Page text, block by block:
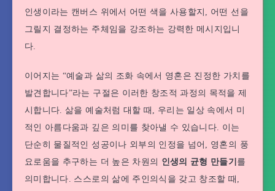
인생이라는 캔버스 위에서 어떤 색을 사용할지, 어떤 선을
그릴지 결정하는 주체임을 강조하는 강력한 메시지입니
다.
이어지는 “예술과 삶의 조화 속에서 영혼은 진정한 가치를
발견합니다”라는 구절은 이러한 창조적 과정의 목적을 제
시합니다. 삶을 예술처럼 대할 때, 우리는 일상 속에서 미
적인 아름다움과 깊은 의미를 찾아낼 수 있습니다. 이는
단순히 물질적인 성공이나 외부의 인정을 넘어, 영혼의 풍
요로움을 추구하는 더 높은 차원의 인생의 균형 만들기 를
의미합니다. 스스로의 삶에 주인의식을 갖고 창조할 때,